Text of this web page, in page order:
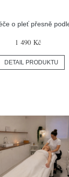
o pleť přesně
1 490 Kč
DETAIL PRODUKTU